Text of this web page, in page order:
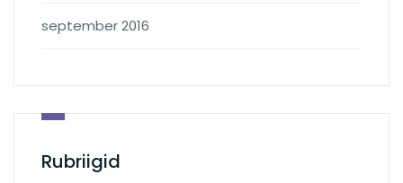
september 2016
Rubriigid